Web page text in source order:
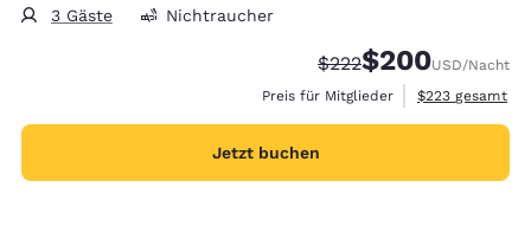
3 Gäste Nichtraucher
Durchgestrichener
$222Vergünstigter
$200USD/Nacht
Preis für Mitglieder
Geschätzte
$223 gesamt
Jetzt buchen